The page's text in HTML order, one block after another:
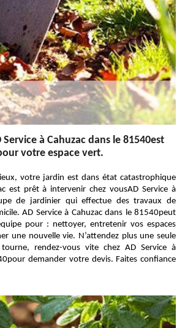
à Cahuzac dans le 81540est
votre espace vert.
votre jardin est dans état catastrophique
est prêt à intervenir chez vousAD Service à
de jardinier qui effectue des travaux de
AD Service à Cahuzac dans le 81540peut
pour : nettoyer, entretenir vos espaces
une nouvelle vie. N’attendez plus une seule
tourne, rendez-vous vite chez AD Service à
demander votre devis. Faites confiance